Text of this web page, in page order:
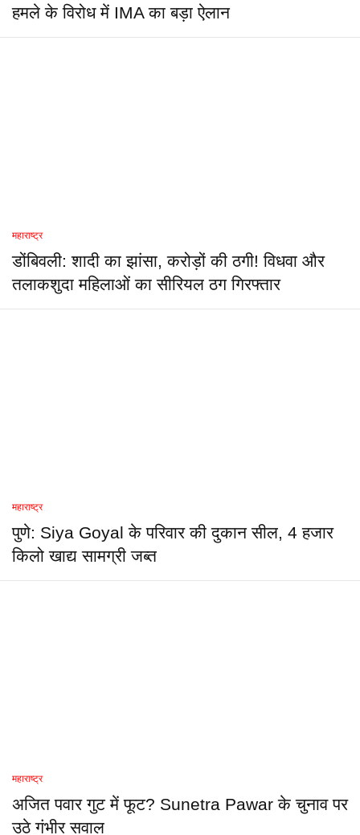
हमले के विरोध में IMA का बड़ा ऐलान
महाराष्ट्र
डोंबिवली: शादी का झांसा, करोड़ों की ठगी! विधवा और
तलाकशुदा महिलाओं का सीरियल ठग गिरफ्तार
महाराष्ट्र
पुणे: Siya Goyal के परिवार की दुकान सील, 4 हजार
किलो खाद्य सामग्री जब्त
महाराष्ट्र
अजित पवार गुट में फूट? Sunetra Pawar के चुनाव पर
उठे गंभीर सवाल